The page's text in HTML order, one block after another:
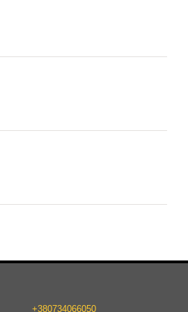
+380734066050